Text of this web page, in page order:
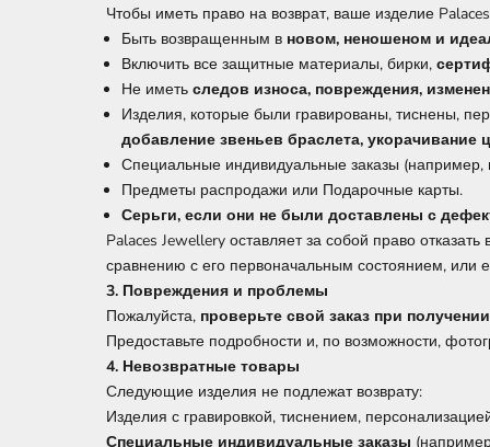
Чтобы иметь право на возврат, ваше изделие
Быть возвращенным в новом, неношеном и
Включить все защитные материалы, бирки,
Не иметь следов износа, повреждения,
Изделия, которые были гравированы, тиснены,
добавление звеньев браслета, укорачивание
Специальные индивидуальные заказы
Предметы распродажи или Подарочные карты.
Серьги, если они не были доставлены с
Palaces Jewellery оставляет за собой право
сравнению с его первоначальным состоянием,
3. Повреждения и проблемы
Пожалуйста, проверьте свой заказ при
Предоставьте подробности и, по возможности,
4. Невозвратные товары
Следующие изделия не подлежат возврату:
Изделия с гравировкой, тиснением,
Специальные индивидуальные заказы